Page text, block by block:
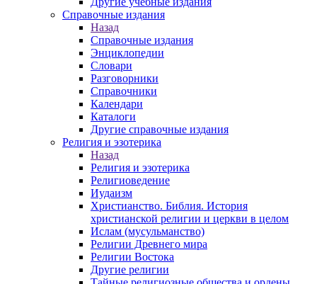
Справочные издания
Назад
Справочные издания
Энциклопедии
Словари
Разговорники
Справочники
Календари
Каталоги
Другие справочные издания
Религия и эзотерика
Назад
Религия и эзотерика
Религиоведение
Иудаизм
Христианство. Библия. История
христианской религии и церкви в целом
Ислам (мусульманство)
Религии Древнего мира
Религии Востока
Другие религии